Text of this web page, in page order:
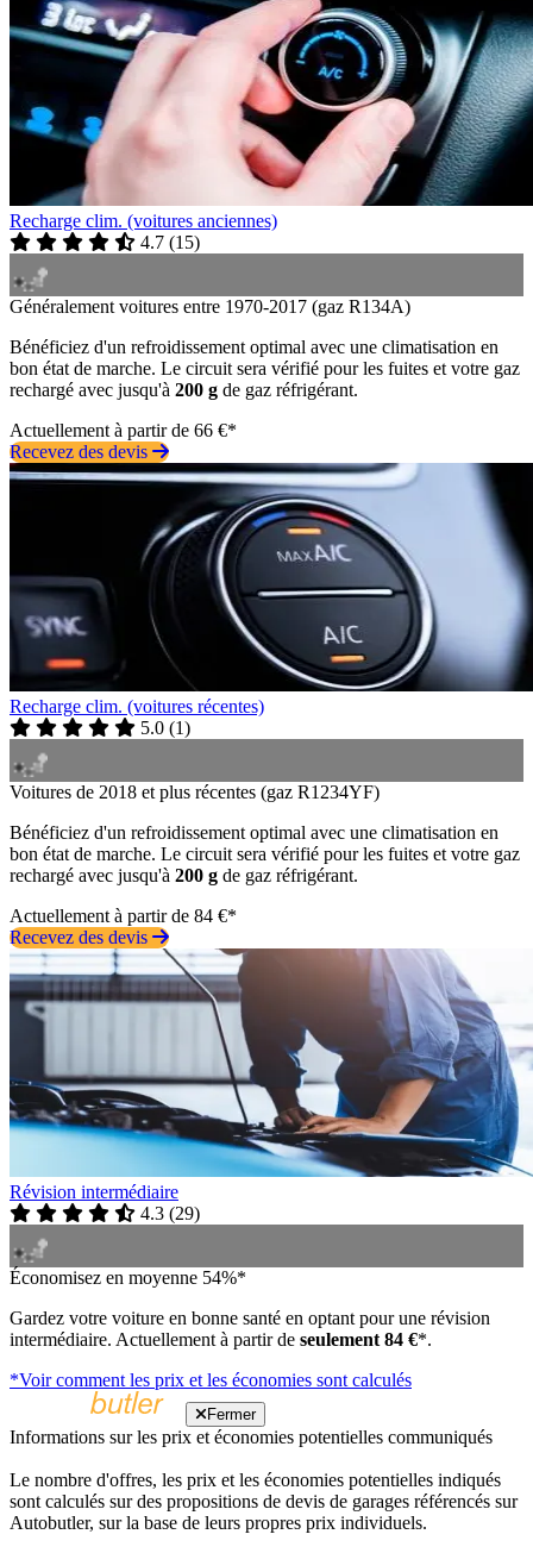
Recharge clim. (voitures anciennes)
4.7 (15)
Généralement voitures entre 1970-2017 (gaz R134A)
Bénéficiez d'un refroidissement optimal avec une climatisation en
bon état de marche. Le circuit sera vérifié pour les fuites et votre gaz
rechargé avec jusqu'à 200 g de gaz réfrigérant.
Actuellement à partir de 66 €*
Recevez des devis
Recharge clim. (voitures récentes)
5.0 (1)
Voitures de 2018 et plus récentes (gaz R1234YF)
Bénéficiez d'un refroidissement optimal avec une climatisation en
bon état de marche. Le circuit sera vérifié pour les fuites et votre gaz
rechargé avec jusqu'à 200 g de gaz réfrigérant.
Actuellement à partir de 84 €*
Recevez des devis
Révision intermédiaire
4.3 (29)
Économisez en moyenne 54%*
Gardez votre voiture en bonne santé en optant pour une révision
intermédiaire. Actuellement à partir de seulement 84 €*.
*Voir comment les prix et les économies sont calculés
Fermer
Informations sur les prix et économies potentielles communiqués
Le nombre d'offres, les prix et les économies potentielles indiqués
sont calculés sur des propositions de devis de garages référencés sur
Autobutler, sur la base de leurs propres prix individuels.